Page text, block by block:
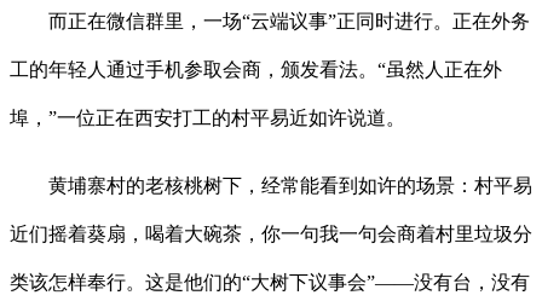
而正在微信群里，一场“云端议事”正同时进行。正在外务
工的年轻人通过手机参取会商，颁发看法。“虽然人正在外
埠，”一位正在西安打工的村平易近如许说道。
黄埔寨村的老核桃树下，经常能看到如许的场景：村平易
近们摇着葵扇，喝着大碗茶，你一句我一句会商着村里垃圾分
类该怎样奉行。这是他们的“大树下议事会”——没有台，没有